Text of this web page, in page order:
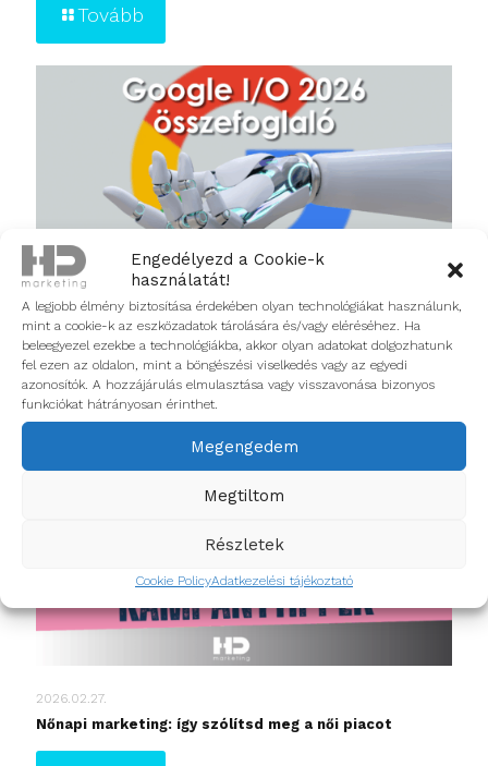
Engedélyezd a Cookie-k
használatát!
A legjobb élmény biztosítása érdekében olyan technológiákat használunk,
mint a cookie-k az eszközadatok tárolására és/vagy eléréséhez. Ha
beleegyezel ezekbe a technológiákba, akkor olyan adatokat dolgozhatunk
fel ezen az oldalon, mint a böngészési viselkedés vagy az egyedi
azonosítók. A hozzájárulás elmulasztása vagy visszavonása bizonyos
funkciókat hátrányosan érinthet.
Megengedem
Megtiltom
Részletek
Cookie PolicyAdatkezelési tájékoztató
Tovább
2026.05.20.
Google I/O 2026: az AI-korszak új szabályai
Tovább
2026.02.27.
Nőnapi marketing: így szólítsd meg a női piacot